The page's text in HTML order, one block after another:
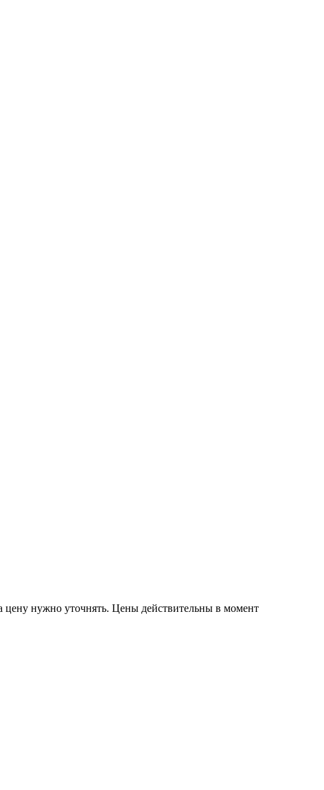
цену нужно уточнять. Цены действительны в момент